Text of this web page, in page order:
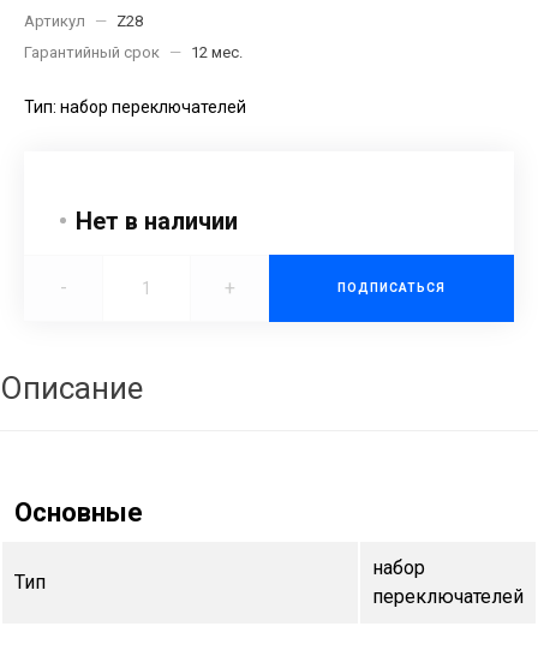
Артикул
— Z28
Гарантийный срок
— 12 мес.
Тип: набор переключателей
Нет в наличии
- + ПОДПИСАТЬСЯ
Описание
Основные
Тип
набор
переключателей